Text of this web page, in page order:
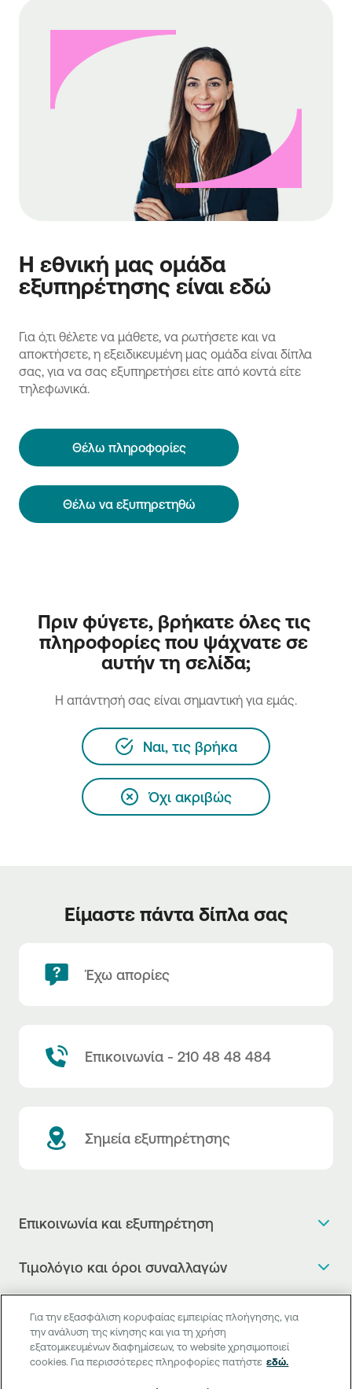
Η εθνική μας ομάδα
εξυπηρέτησης είναι εδώ
Για ό,τι θέλετε να μάθετε, να ρωτήσετε και να
αποκτήσετε, η εξειδικευμένη μας ομάδα είναι δίπλα
σας, για να σας εξυπηρετήσει είτε από κοντά είτε
τηλεφωνικά.
Θέλω πληροφορίες
Θέλω να εξυπηρετηθώ
Πριν φύγετε, βρήκατε όλες τις
πληροφορίες που ψάχνατε σε
αυτήν τη σελίδα;
H απάντησή σας είναι σημαντική για εμάς.
Ναι, τις βρήκα
Όχι ακριβώς
Είμαστε πάντα δίπλα σας
Έχω απορίες
Επικοινωνία - 210 48 48 484
Σημεία εξυπηρέτησης
Επικοινωνία και εξυπηρέτηση
Η νέα Ψηφιακή Εποχή στις συναλλαγές, έφτασε!
Θέλω να μιλήσω με Corporate Transaction Banking
Officer
Τιμολόγιο και όροι συναλλαγών
Τιμολόγιο της Τράπεζας
Δελτίο τιμών συναλλάγματος
Δελτίο πληροφόρησης περί τελών
Χρήσιμοι σύνδεσμοι
Συχνές ερωτήσεις
Κανονιστική Συμμόρφωση
Digital Banking
Για την εξασφάλιση κορυφαίας εμπειρίας πλοήγησης, για
την ανάλυση της κίνησης και για τη χρήση
εξατομικευμένων διαφημίσεων, το website χρησιμοποιεί
cookies. Για περισσότερες πληροφορίες πατήστε εδώ.